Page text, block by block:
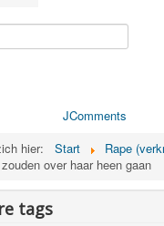
JComments
hier:
Start
Rape
over haar heen gaan
tags